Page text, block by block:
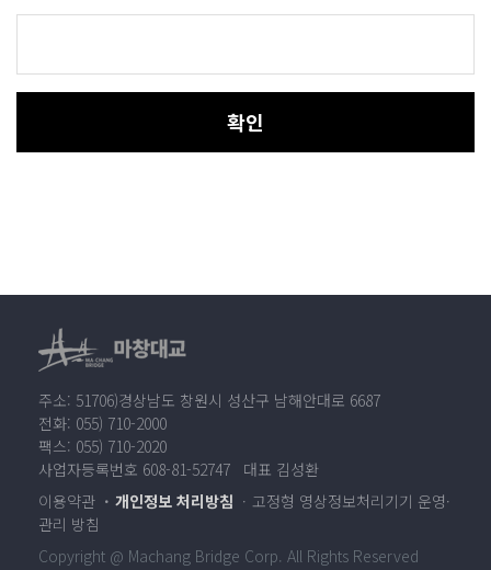
확인
주소: 51706)경상남도 창원시 성산구 남해안대로 6687
전화: 055) 710-2000
팩스: 055) 710-2020
사업자등록번호 608-81-52747 대표 김성환
이용약관
개인정보 처리방침
고정형 영상정보처리기기 운영·
관리 방침
Copyright @ Machang Bridge Corp. All Rights Reserved